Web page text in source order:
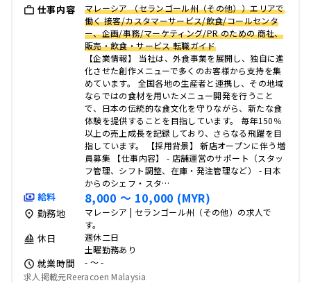
仕事内容
マレーシア （セランゴール州（その他））エリアで
働く 接客/カスタマーサービス/飲食/コールセンタ
ー、企画/事務/マーケティング/PR のための 商社、
販売・飲食・サービス 転職ガイド
【企業情報】 当社は、外食事業を展開し、独自に進
化させた創作メニューで多くのお客様から支持を集
めています。 全国各地の生産者と連携し、その地域
ならではの食材を用いたメニュー開発を行うこと
で、日本の伝統的な食文化を守りながら、新たな食
体験を提供することを目指しています。 毎年150％
以上の売上成長を記録しており、さらなる飛躍を目
指しています。 【採用背景】 新店オープンに伴う増
員募集 【仕事内容】 - 店舗運営のサポート（スタッ
フ管理、シフト調整、在庫・発注管理など） - 日本
からのシェフ・スタ…
給料 8,000 〜 10,000 (MYR)
勤務地
マレーシア | セランゴール州（その他）の求人で
す。
休日
週休二日
土曜勤務あり
就業時間
- 〜 -
求人掲載元Reeracoen Malaysia